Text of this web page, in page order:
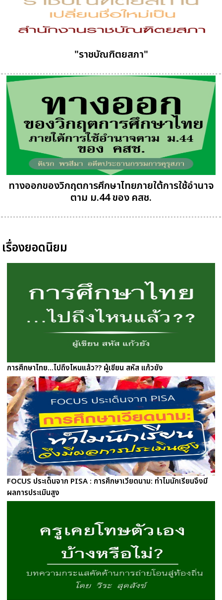
"ราชบัณฑิตยสภา"
ทางออกของวิกฤตการศึกษาไทยภายใต้การใช้อำนาจ
ตาม ม.44 ของ คสช.
เรื่องยอดนิยม
การศึกษาไทย...ไปถึงไหนแล้ว?? ผู้เขียน สหัส แก้วยัง
FOCUS ประเด็นจาก PISA : การศึกษาเวียดนาม: ทำไมนักเรียนจึงมี
ผลการประเมินสูง